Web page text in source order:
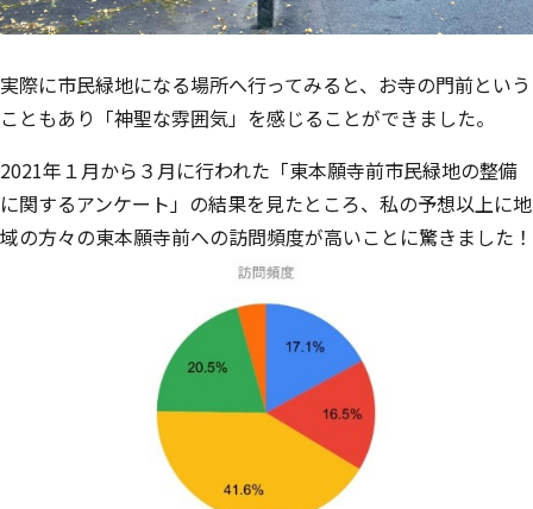
実際に市民緑地になる場所へ行ってみると、お寺の門前という
こともあり「神聖な雰囲気」を感じることができました。
2021年１月から３月に行われた「東本願寺前市民緑地の整備
に関するアンケート」の結果を見たところ、私の予想以上に地
域の方々の東本願寺前への訪問頻度が高いことに驚きました！